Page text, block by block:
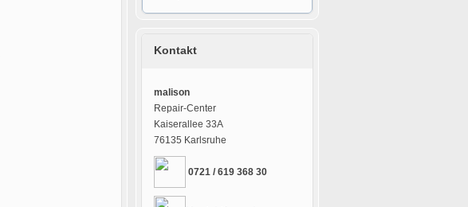
Kontakt
malison
Repair-Center
Kaiserallee 33A
76135 Karlsruhe
0721 / 619 368 30